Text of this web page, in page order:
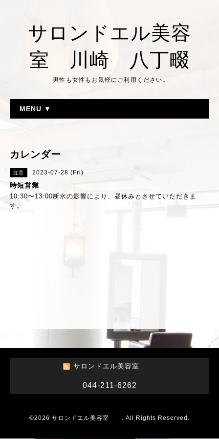
サロンドエル美容
室 川崎 八丁畷
男性も女性もお気軽にご利用ください。
MENU ▼
カレンダー
注意 2023-07-28 (Fri)
時短営業
10:30〜13:00断水の影響により、昼休みとさせていただきま
す。
サロンドエル美容室
044-211-6262
©2026 サロンドエル美容室 . All Rights Reserved.